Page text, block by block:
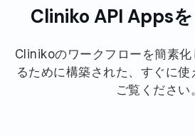
Cliniko API Apps
Clinikoのワークフローを簡素
るために構築された、すぐに
ご覧ください